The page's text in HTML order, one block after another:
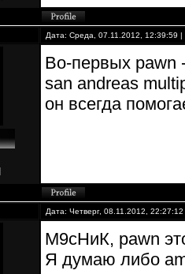
Дата: Среда, 07.11.2012, 12:39:59
Во-первых pawn
san andreas
он всегда
Дата: Четверг, 08.11.2012,
М9сНиК, pawn
Я думаю либо